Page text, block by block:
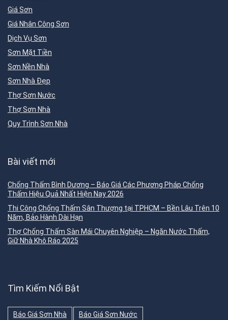
Giá Sơn
Giá Nhân Công Sơn
Dịch Vụ Sơn
Sơn Mặt Tiền
Sơn Nền Nhà
Sơn Nhà Đẹp
Thợ Sơn Nước
Thợ Sơn Nhà
Quy Trình Sơn Nhà
Bài viết mới
Chống Thấm Bình Dương – Báo Giá Các Phương Pháp Chống
Thấm Hiệu Quả Nhất Hiện Nay 2026
Thi Công Chống Thấm Sân Thượng tại TPHCM – Bền Lâu Trên 10
Năm, Bảo Hành Dài Hạn
Thợ Chống Thấm Sàn Mái Chuyên Nghiệp – Ngăn Nước Thấm,
Giữ Nhà Khô Ráo 2025
Tìm Kiếm Nổi Bật
Báo Giá Sơn Nhà
Báo Giá Sơn Nước